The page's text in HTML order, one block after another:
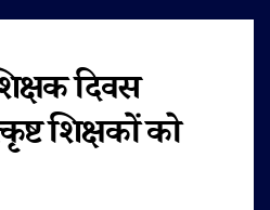
दिवस
शिक्षकों को